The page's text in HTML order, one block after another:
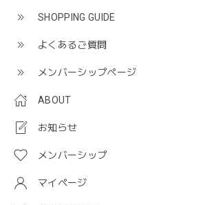
SHOPPING GUIDE
よくあるご質問
メンバーシップページ
ABOUT
お知らせ
メンバーシップ
マイページ